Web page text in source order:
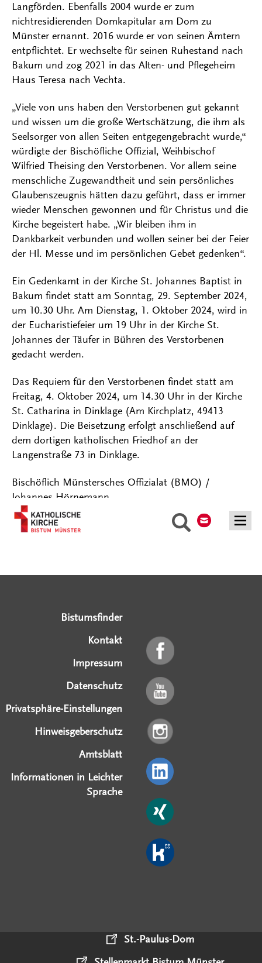
Suche
Langförden. Ebenfalls 2004 wurde er zum
nichtresidierenden Domkapitular am Dom zu
Münster ernannt. 2016 wurde er von seinen Ämtern
entpflichtet. Er wechselte für seinen Ruhestand nach
Bakum und zog 2021 in das Alten- und Pflegeheim
Haus Teresa nach Vechta.
„Viele von uns haben den Verstorbenen gut gekannt
und wissen um die große Wertschätzung, die ihm als
Seelsorger von allen Seiten entgegengebracht wurde,“
würdigte der Bischöfliche Offizial, Weihbischof
Wilfried Theising den Verstorbenen. Vor allem seine
menschliche Zugewandtheit und sein persönliches
Glaubenszeugnis hätten dazu geführt, dass er immer
wieder Menschen gewonnen und für Christus und die
Kirche begeistert habe. „Wir bleiben ihm in
Dankbarkeit verbunden und wollen seiner bei der Feier
der Hl. Messe und im persönlichen Gebet gedenken“.
Ein Gedenkamt in der Kirche St. Johannes Baptist in
Bakum findet statt am Sonntag, 29. September 2024,
um 10.30 Uhr. Am Dienstag, 1. Oktober 2024, wird in
der Eucharistiefeier um 19 Uhr in der Kirche St.
Johannes der Täufer in Bühren des Verstorbenen
gedacht werden.
Das Requiem für den Verstorbenen findet statt am
Freitag, 4. Oktober 2024, um 14.30 Uhr in der Kirche
St. Catharina in Dinklage (Am Kirchplatz, 49413
Dinklage). Die Beisetzung erfolgt anschließend auf
dem dortigen katholischen Friedhof an der
Langenstraße 73 in Dinklage.
Bischöflich Münstersches Offizialat (BMO) /
Johannes Hörnemann
Bistumsfinder
Kontakt
Impressum
Datenschutz
Privatsphäre-Einstellungen
Hinweisgeberschutz
Amtsblatt
Informationen in Leichter
Sprache
St.-Paulus-Dom